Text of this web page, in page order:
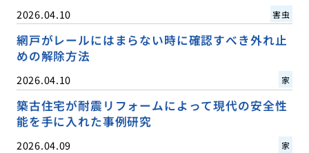
2026.04.10 害虫
網戸がレールにはまらない時に確認すべき外れ止
めの解除方法
2026.04.10 家
築古住宅が耐震リフォームによって現代の安全性
能を手に入れた事例研究
2026.04.09 家